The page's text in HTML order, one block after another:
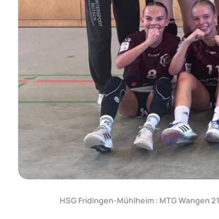
HSG Fridingen-Mühlheim : MTG Wangen